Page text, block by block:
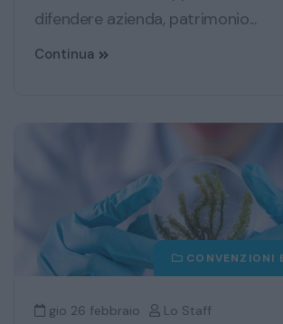
difendere azienda, patrimonio...
Continua
CONVENZIONI
gio 26 febbraio Lo Staff